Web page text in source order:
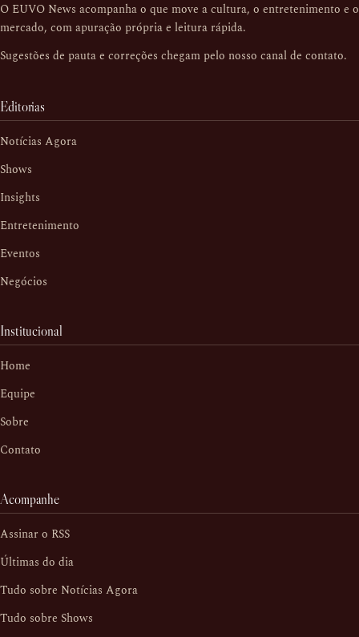
O EUVO News acompanha o que move a cultura, o entretenimento e o
mercado, com apuração própria e leitura rápida.
Sugestões de pauta e correções chegam pelo nosso canal de contato.
Editorias
Notícias Agora
Shows
Insights
Entretenimento
Eventos
Negócios
Institucional
Home
Equipe
Sobre
Contato
Acompanhe
Assinar o RSS
Últimas do dia
Tudo sobre Notícias Agora
Tudo sobre Shows